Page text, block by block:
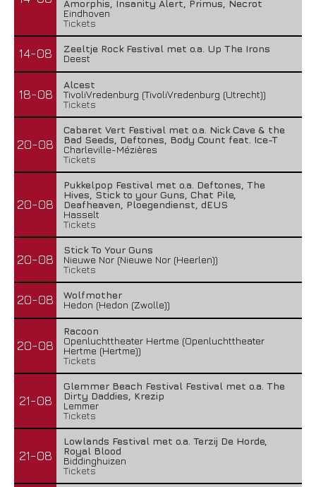
Amorphis, Insanity Alert, Primus, Necrot
Eindhoven
Tickets
14-08
Zeeltje Rock Festival met o.a. Up The Irons
Deest
18-08
Alcest
TivoliVredenburg (TivoliVredenburg (Utrecht))
Tickets
20-08
Cabaret Vert Festival met o.a. Nick Cave & the
Bad Seeds, Deftones, Body Count feat. Ice-T
Charleville-Mézières
Tickets
20-08
Pukkelpop Festival met o.a. Deftones, The
Hives, Stick to your Guns, Chat Pile,
Deafheaven, Ploegendienst, dEUS
Hasselt
Tickets
20-08
Stick To Your Guns
Nieuwe Nor (Nieuwe Nor (Heerlen))
Tickets
20-08
Wolfmother
Hedon (Hedon (Zwolle))
20-08
Racoon
Openluchttheater Hertme (Openluchttheater
Hertme (Hertme))
Tickets
21-08
Glemmer Beach Festival Festival met o.a. The
Dirty Daddies, Krezip
Lemmer
Tickets
21-08
Lowlands Festival met o.a. Terzij De Horde,
Royal Blood
Biddinghuizen
Tickets